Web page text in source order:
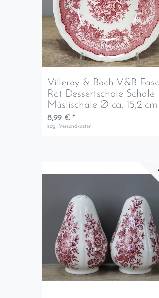
Villeroy & Boch V&B
Rot Dessertschale Schale
Müslischale Ø ca. 15,2 cm
8,99 € *
zzgl. Versandkosten